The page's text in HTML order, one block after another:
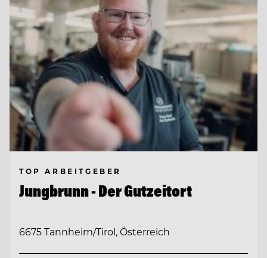
TOP ARBEITGEBER
Jungbrunn - Der Gutzeitort
6675 Tannheim/Tirol, Österreich